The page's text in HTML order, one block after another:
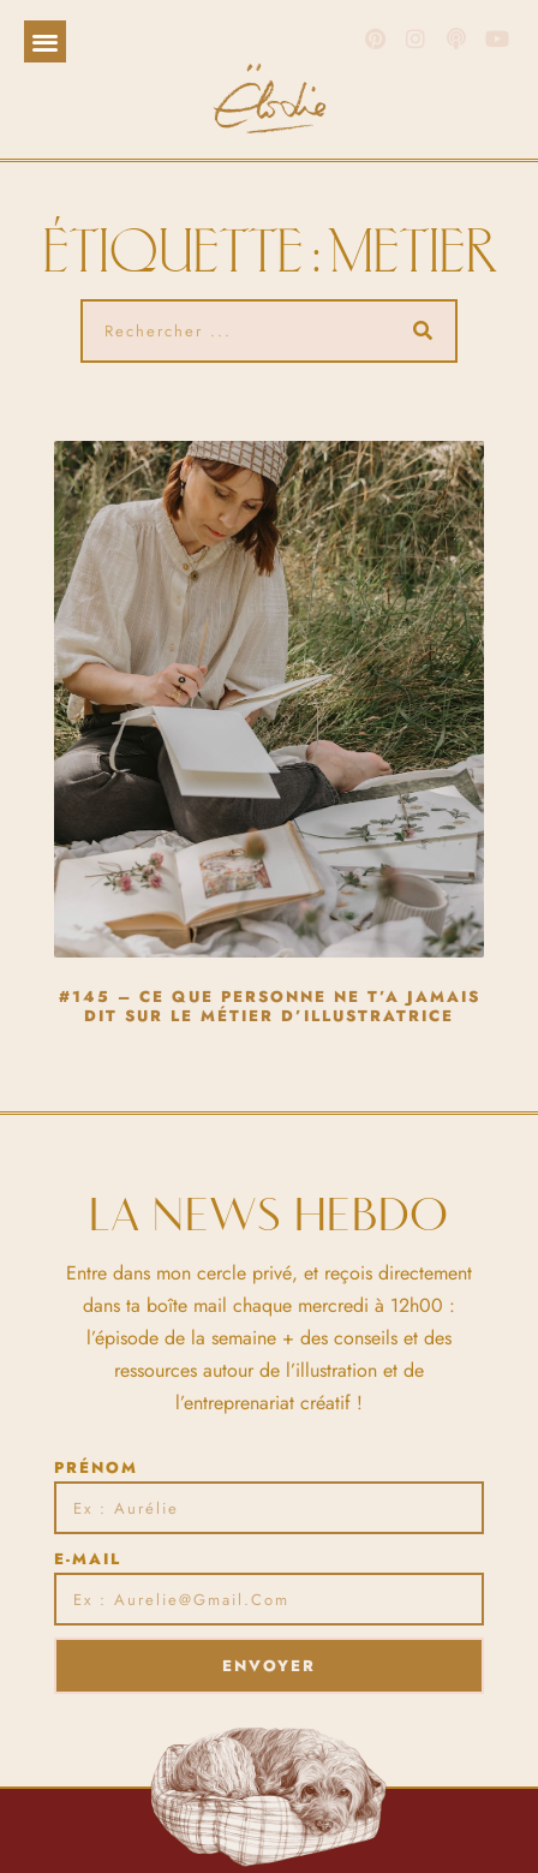
ÉTIQUETTE : METIER
#145 – CE QUE PERSONNE NE T’A JAMAIS
DIT SUR LE MÉTIER D’ILLUSTRATRICE
LA NEWS HEBDO
Entre dans mon cercle privé, et reçois directement
dans ta boîte mail chaque mercredi à 12h00 :
l’épisode de la semaine + des conseils et des
ressources autour de l’illustration et de
l’entreprenariat créatif !
PRÉNOM
E-MAIL
ENVOYER